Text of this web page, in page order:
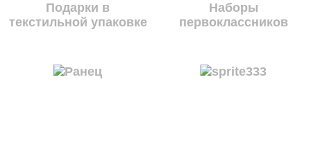
Подарки в
текстильной упаковке
Наборы
первоклассников